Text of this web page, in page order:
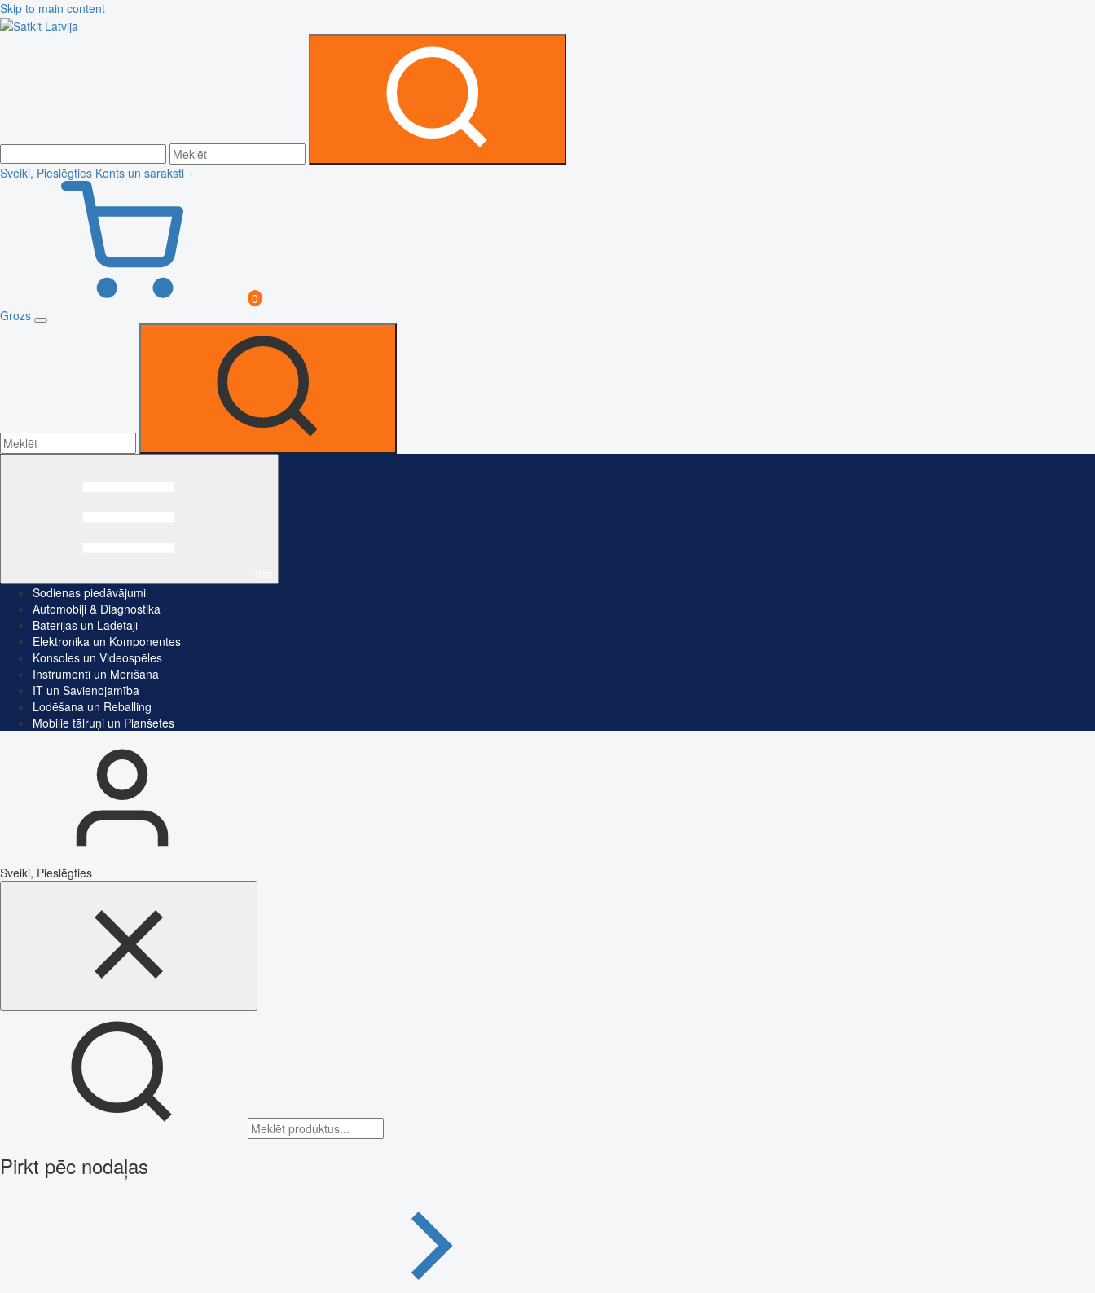
Skip to main content
Sveiki, Pieslēgties Konts un saraksti
0
Grozs
Šodienas piedāvājumi
Automobiļi & Diagnostika
Baterijas un Lādētāji
Elektronika un Komponentes
Konsoles un Videospēles
Instrumenti un Mērīšana
IT un Savienojamība
Lodēšana un Reballing
Mobilie tālruņi un Planšetes
Sveiki, Pieslēgties
Pirkt pēc nodaļas